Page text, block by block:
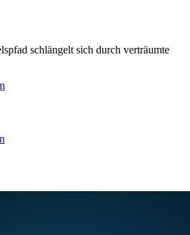
schlängelt sich durch verträumte